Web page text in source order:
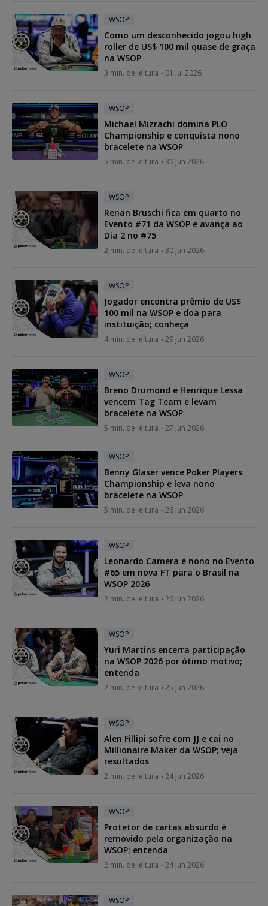
WSOP
Como um desconhecido jogou high
roller de US$ 100 mil quase de graça
na WSOP
3 min. de leitura 01 jul 2026
WSOP
Michael Mizrachi domina PLO
Championship e conquista nono
bracelete na WSOP
5 min. de leitura 30 jun 2026
WSOP
Renan Bruschi fica em quarto no
Evento #71 da WSOP e avança ao
Dia 2 no #75
2 min. de leitura 30 jun 2026
WSOP
Jogador encontra prêmio de US$
100 mil na WSOP e doa para
instituição; conheça
4 min. de leitura 29 jun 2026
WSOP
Breno Drumond e Henrique Lessa
vencem Tag Team e levam
bracelete na WSOP
5 min. de leitura 27 jun 2026
WSOP
Benny Glaser vence Poker Players
Championship e leva nono
bracelete na WSOP
5 min. de leitura 26 jun 2026
WSOP
Leonardo Camera é nono no Evento
#65 em nova FT para o Brasil na
WSOP 2026
2 min. de leitura 26 jun 2026
WSOP
Yuri Martins encerra participação
na WSOP 2026 por ótimo motivo;
entenda
2 min. de leitura 25 jun 2026
WSOP
Alen Fillipi sofre com JJ e cai no
Millionaire Maker da WSOP; veja
resultados
2 min. de leitura 24 jun 2026
WSOP
Protetor de cartas absurdo é
removido pela organização na
WSOP; entenda
2 min. de leitura 24 jun 2026
WSOP